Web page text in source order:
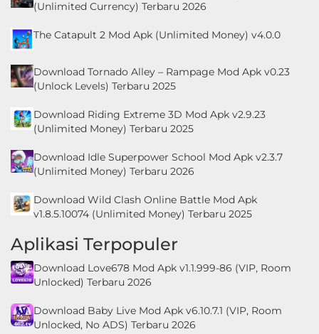
(Unlimited Currency) Terbaru 2026
The Catapult 2 Mod Apk (Unlimited Money) v4.0.0
Download Tornado Alley – Rampage Mod Apk v0.23
(Unlock Levels) Terbaru 2025
Download Riding Extreme 3D Mod Apk v2.9.23
(Unlimited Money) Terbaru 2025
Download Idle Superpower School Mod Apk v2.3.7
(Unlimited Money) Terbaru 2026
Download Wild Clash Online Battle Mod Apk
v1.8.5.10074 (Unlimited Money) Terbaru 2025
Aplikasi Terpopuler
Download Love678 Mod Apk v1.1.999-86 (VIP, Room
Unlocked) Terbaru 2026
Download Baby Live Mod Apk v6.10.7.1 (VIP, Room
Unlocked, No ADS) Terbaru 2026